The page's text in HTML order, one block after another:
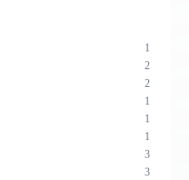
1
2
2
1
1
1
3
3